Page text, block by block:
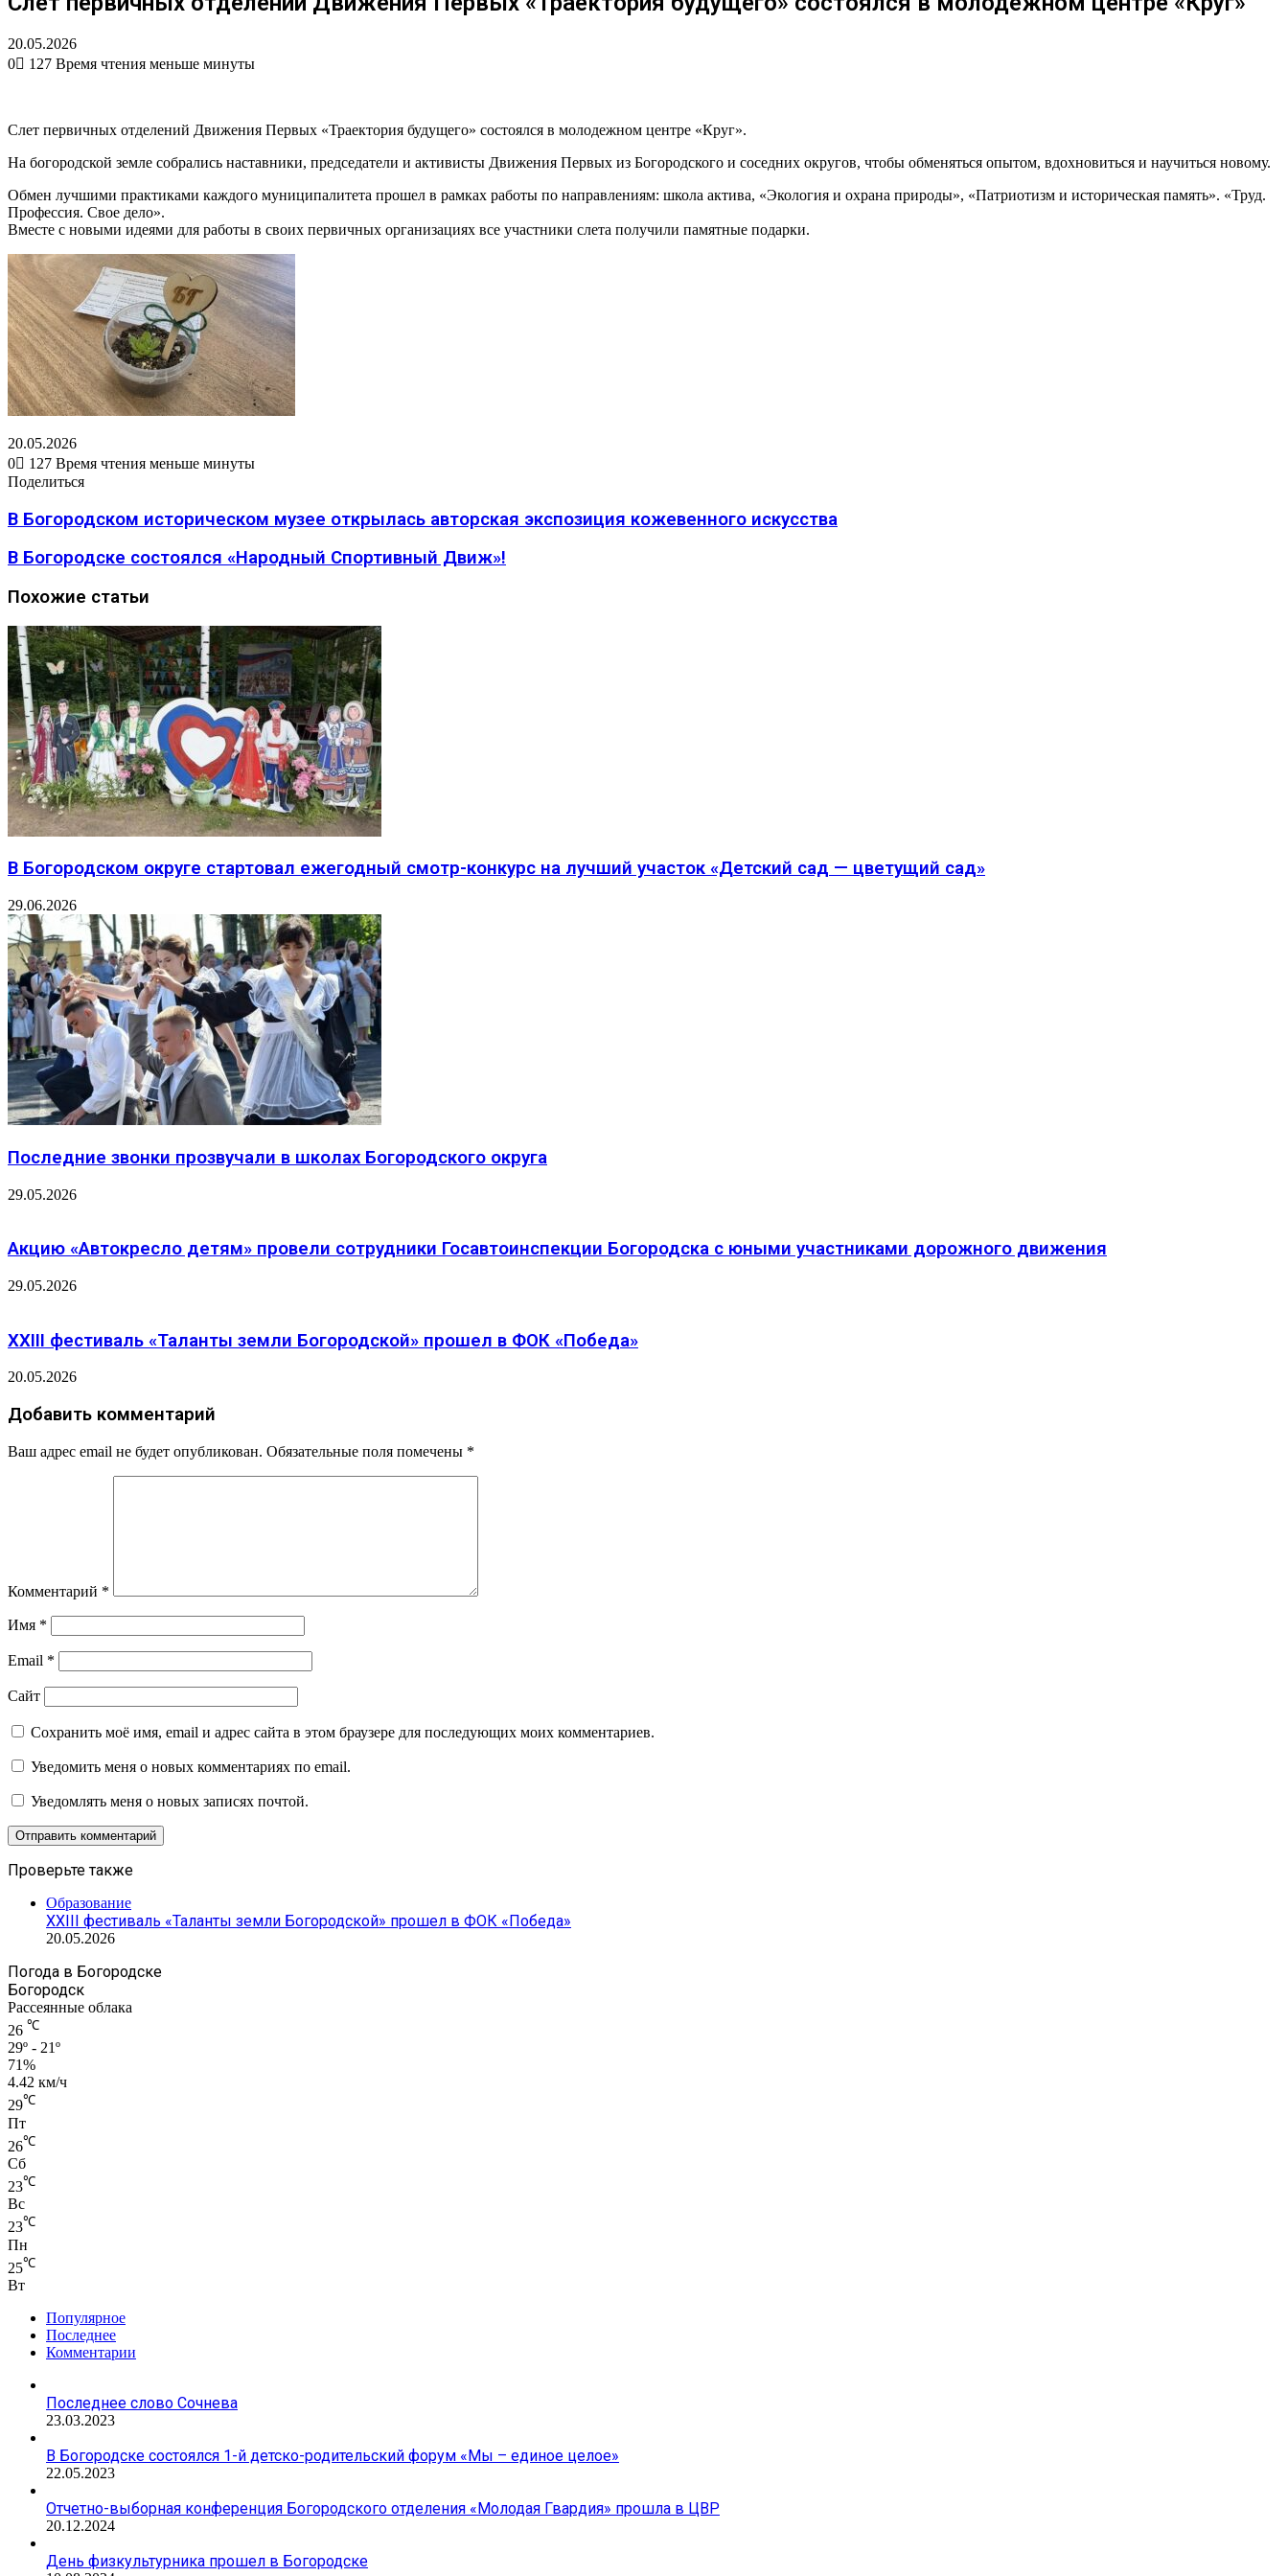
20.05.2026
0
127 Время чтения меньше минуты
почту
Слет первичных отделений Движения Первых «Траектория будущего» состоялся в молодежном центре «Круг».
На богородской земле собрались наставники, председатели и активисты Движения Первых из Богородского и соседних округов, чтобы обменяться опытом, вдохновиться и научиться новому.
Обмен лучшими практиками каждого муниципалитета прошел в рамках работы по направлениям: школа актива, «Экология и охрана природы», «Патриотизм и историческая память». «Труд.
Профессия. Свое дело».
Вместе с новыми идеями для работы в своих первичных организациях все участники слета получили памятные подарки.
20.05.2026
0
127 Время чтения меньше минуты
Вконтакте
Одноклассники
WhatsApp
Telegram
Viber
Поделиться
электронную
почту
Печатать
Поделиться
через
электронную
почту
В Богородском историческом музее открылась авторская экспозиция кожевенного искусства
В Богородске состоялся «Народный Спортивный Движ»!
Похожие статьи
В Богородском округе стартовал ежегодный смотр-конкурс на лучший участок «Детский сад — цветущий сад»
29.06.2026
Последние звонки прозвучали в школах Богородского округа
29.05.2026
Акцию «Автокресло детям» провели сотрудники Госавтоинспекции Богородска с юными участниками дорожного движения
29.05.2026
XXIII фестиваль «Таланты земли Богородской» прошел в ФОК «Победа»
20.05.2026
Добавить комментарий
Ваш адрес email не будет опубликован. Обязательные поля помечены *
Комментарий *
Имя *
Email *
Сайт
Сохранить моё имя, email и адрес сайта в этом браузере для последующих моих комментариев.
Уведомить меня о новых комментариях по email.
Уведомлять меня о новых записях почтой.
Проверьте также
Образование
XXIII фестиваль «Таланты земли Богородской» прошел в ФОК «Победа»
20.05.2026
Погода в Богородске
Богородск
Рассеянные облака
26 ℃
29º - 21º
71%
4.42 км/ч
29℃
Пт
26℃
Сб
23℃
Вс
23℃
Пн
25℃
Вт
Популярное
Последнее
Комментарии
Последнее слово Сочнева
23.03.2023
В Богородске состоялся 1-й детско-родительский форум «Мы – единое целое»
22.05.2023
Отчетно-выборная конференция Богородского отделения «Молодая Гвардия» прошла в ЦВР
20.12.2024
День физкультурника прошел в Богородске